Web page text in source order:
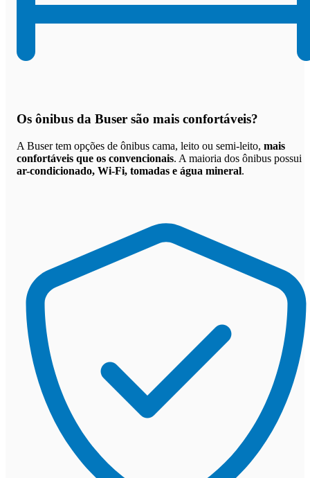
Os ônibus da Buser são mais confortáveis?
A Buser tem opções de ônibus cama, leito ou semi-leito, mais
confortáveis que os convencionais. A maioria dos ônibus possui
ar-condicionado, Wi-Fi, tomadas e água mineral.